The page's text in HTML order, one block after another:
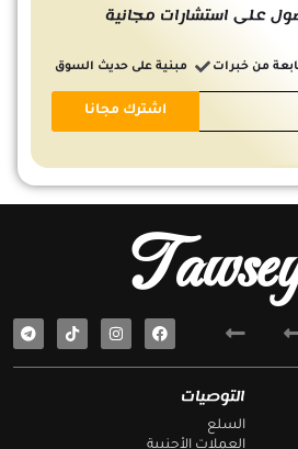
على استشارات مجانية
من خبرات مبنية على حديث السوق
التوصيات
السلع
العملات الأجنبية
F
a
e
T
e
e